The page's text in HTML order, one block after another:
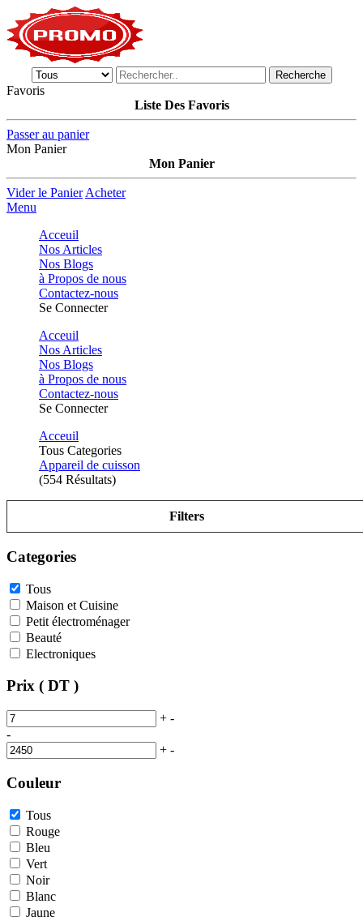
Recherche
Favoris
Liste Des Favoris
Passer au panier
Mon Panier
Mon Panier
Vider le Panier Acheter
Menu
Acceuil
Nos Articles
Nos Blogs
à Propos de nous
Contactez-nous
Se Connecter
Acceuil
Nos Articles
Nos Blogs
à Propos de nous
Contactez-nous
Se Connecter
Acceuil
Tous Categories
Appareil de cuisson
(554 Résultats)
Filters
Categories
Tous
Maison et Cuisine
Petit électroménager
Beauté
Electroniques
Prix ( DT )
+ -
-
+ -
Couleur
Tous
Rouge
Bleu
Vert
Noir
Blanc
Jaune